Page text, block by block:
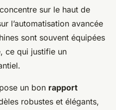
sur le haut de
l’automatisation avancée
sont souvent équipées
ce qui justifie un
un bon rapport
robustes et élégants,